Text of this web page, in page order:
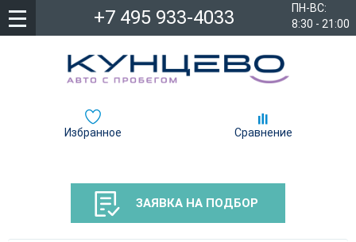
ПН-ВС:
8:30 - 21:00
+7 495 933-4033
Избранное Сравнение
ЗАЯВКА НА ПОДБОР